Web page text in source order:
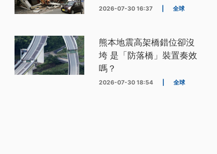
2026-07-30 16:37 全球
熊本地震高架橋錯位卻沒
垮 是「防落橋」裝置奏效
嗎？
2026-07-30 18:54 全球